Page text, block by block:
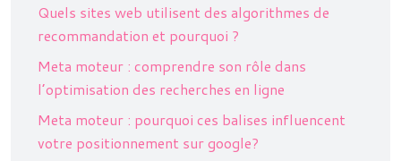
Quels sites web utilisent des algorithmes de
recommandation et pourquoi ?
Meta moteur : comprendre son rôle dans
l’optimisation des recherches en ligne
Meta moteur : pourquoi ces balises influencent
votre positionnement sur google?